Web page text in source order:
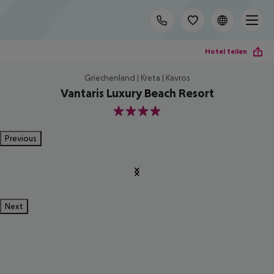
Hotel teilen
Griechenland | Kreta | Kavros
Vantaris Luxury Beach Resort
4
Previous
Next